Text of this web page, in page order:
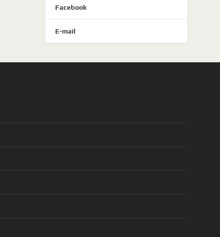
Facebook
E-mail